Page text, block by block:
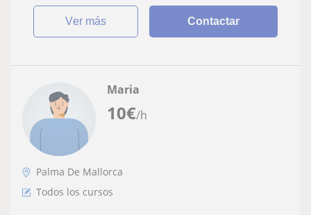
ver más Contactar
10€/h
Maria
Palma De Mallorca
Todos los cursos